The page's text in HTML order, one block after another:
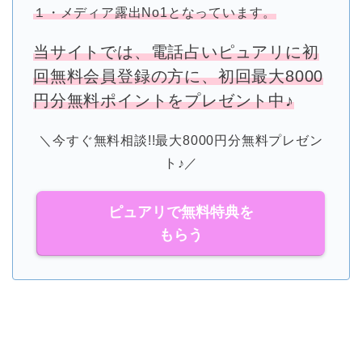
１・メディア露出No1となっています。
当サイトでは、電話占いピュアリに初
回無料会員登録の方に、初回最大8000
円分無料ポイントをプレゼント中♪
＼今すぐ無料相談!!最大8000円分無料プレゼン
ト♪／
ピュアリで無料特典を
もらう